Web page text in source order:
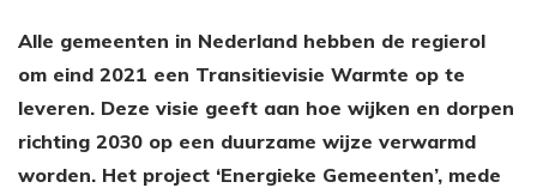
Alle gemeenten in Nederland hebben de regierol
om eind 2021 een Transitievisie Warmte op te
leveren. Deze visie geeft aan hoe wijken en dorpen
richting 2030 op een duurzame wijze verwarmd
worden. Het project ‘Energieke Gemeenten’, mede